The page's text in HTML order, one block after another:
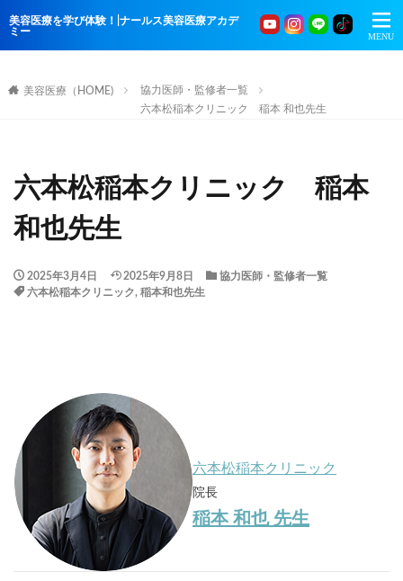
美容医療を学び体験！|ナールス美容医療アカデ
ミー
美容医療（HOME)
協力医師・監修者一覧
六本松稲本クリニック 稲本 和也先生
六本松稲本クリニック 稲本
和也先生
2025年3月4日 2025年9月8日
協力医師・監修者一覧
六本松稲本クリニック, 稲本和也先生
六本松稲本クリニック
院長
稲本 和也 先生